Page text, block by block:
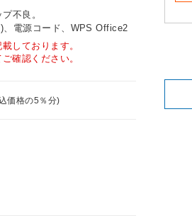
不良。
、電源コード、WPS Office2
しております。
確認ください。
価格の5％分)